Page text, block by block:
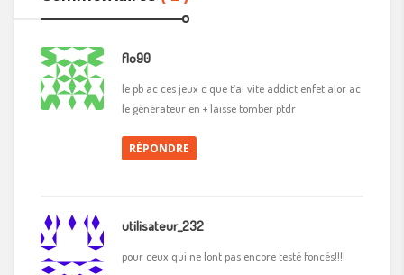
flo90
le pb ac ces jeux c que t’ai vite addict enfet alor ac
le générateur en + laisse tomber ptdr
RÉPONDRE
utilisateur_232
pour ceux qui ne lont pas encore testé foncés!!!!